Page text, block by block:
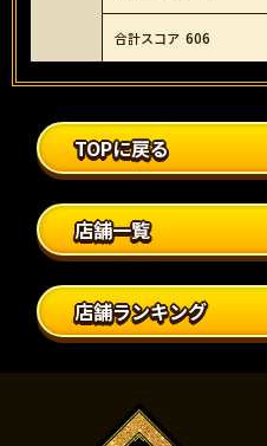
606
TOPに戻る
店舗一覧
店舗ランキング